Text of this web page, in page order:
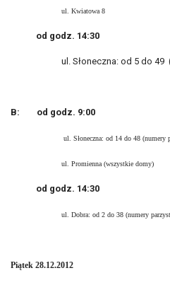
ul. Kwiatowa 8
od godz. 14:30
ul. Słoneczna: od 5 do 49
B: od godz. 9:00
ul. Słoneczna: od 14 do 48 (numery
ul. Promienna (wszystkie domy)
od godz. 14:30
ul. Dobra: od 2 do 38 (numery
Piątek 28.12.2012